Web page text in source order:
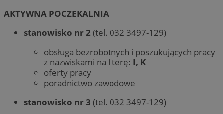
AKTYWNA POCZEKALNIA
stanowisko nr 2 (tel. 032 3497-129)
obsługa bezrobotnych i poszukujących pracy
z nazwiskami na literę: I, K
oferty pracy
poradnictwo zawodowe
stanowisko nr 3 (tel. 032 3497-129)